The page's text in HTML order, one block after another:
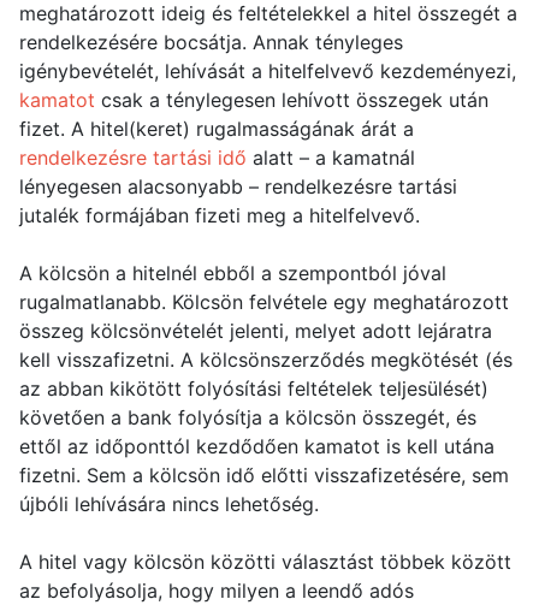
meghatározott ideig és feltételekkel a hitel összegét a
rendelkezésére bocsátja. Annak tényleges
igénybevételét, lehívását a hitelfelvevő kezdeményezi,
kamatot csak a ténylegesen lehívott összegek után
fizet. A hitel(keret) rugalmasságának árát a
rendelkezésre tartási idő alatt – a kamatnál
lényegesen alacsonyabb – rendelkezésre tartási
jutalék formájában fizeti meg a hitelfelvevő.
A kölcsön a hitelnél ebből a szempontból jóval
rugalmatlanabb. Kölcsön felvétele egy meghatározott
összeg kölcsönvételét jelenti, melyet adott lejáratra
kell visszafizetni. A kölcsönszerződés megkötését (és
az abban kikötött folyósítási feltételek teljesülését)
követően a bank folyósítja a kölcsön összegét, és
ettől az időponttól kezdődően kamatot is kell utána
fizetni. Sem a kölcsön idő előtti visszafizetésére, sem
újbóli lehívására nincs lehetőség.
A hitel vagy kölcsön közötti választást többek között
az befolyásolja, hogy milyen a leendő adós